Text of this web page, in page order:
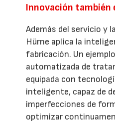
Innovación también
Además del servicio y
Hürne aplica la
fabricación. Un
automatizada de
equipada con
inteligente, capaz de
imperfecciones de
optimizar